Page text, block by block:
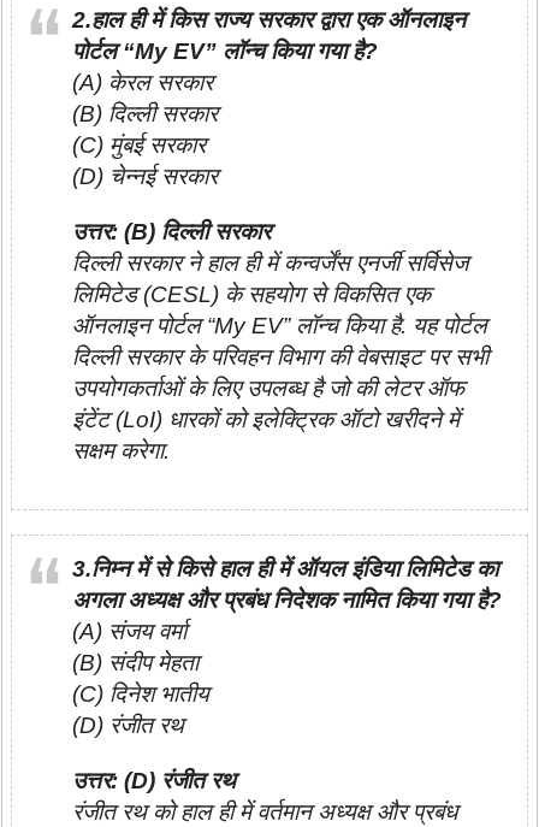
2.हाल ही में किस राज्य सरकार द्वारा एक ऑनलाइन
पोर्टल “My EV” लॉन्च किया गया है?
(A) केरल सरकार
(B) दिल्ली सरकार
(C) मुंबई सरकार
(D) चेन्नई सरकार
उत्तर: (B) दिल्ली सरकार
दिल्ली सरकार ने हाल ही में कन्वर्जेंस एनर्जी सर्विसेज
लिमिटेड (CESL) के सहयोग से विकसित एक
ऑनलाइन पोर्टल “My EV” लॉन्च किया है. यह पोर्टल
दिल्ली सरकार के परिवहन विभाग की वेबसाइट पर सभी
उपयोगकर्ताओं के लिए उपलब्ध है जो की लेटर ऑफ
इंटेंट (LoI) धारकों को इलेक्ट्रिक ऑटो खरीदने में
सक्षम करेगा.
3.निम्न में से किसे हाल ही में ऑयल इंडिया लिमिटेड का
अगला अध्यक्ष और प्रबंध निदेशक नामित किया गया है?
(A) संजय वर्मा
(B) संदीप मेहता
(C) दिनेश भातीय
(D) रंजीत रथ
उत्तर: (D) रंजीत रथ
रंजीत रथ को हाल ही में वर्तमान अध्यक्ष और प्रबंध